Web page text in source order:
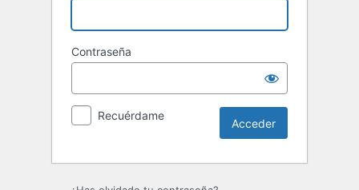
Contraseña
Recuérdame